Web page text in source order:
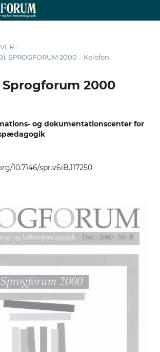
/
SPROGFORUM 2000 / Kolofon
2000
og dokumentationscenter for
10.7146/spr.v6iB.117250